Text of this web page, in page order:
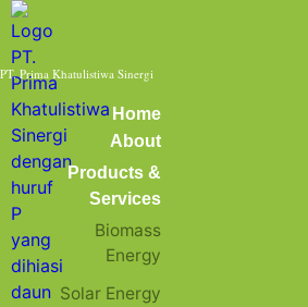
PT. Prima Khatulistiwa Sinergi
Home
About
Products &
Services
Biomass
Energy
Solar Energy
Home
Posts tagged:
Kunjungan ke
stockpile